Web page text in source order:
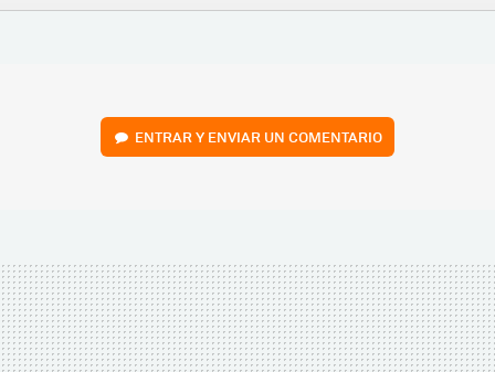
FACEBOOK
TWITTERFLIPBOARD
E-
WHATSAPP
ENTRAR Y ENVIAR UN COMENTARIO